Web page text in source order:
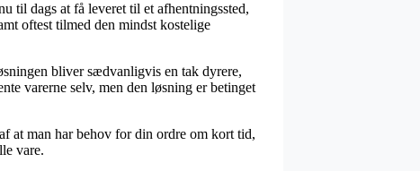
til dags at få leveret til et afhentningssted,
oftest tilmed den mindst kostelige
bliver sædvanligvis en tak dyrere,
varerne selv, men den løsning er betinget
at man har behov for din ordre om kort tid,
vare.